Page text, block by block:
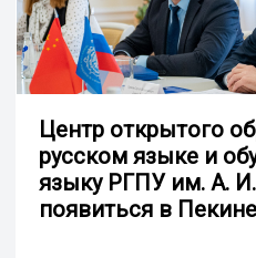
Центр открытого
русском языке и
языку РГПУ им. А.
появиться в Пекине